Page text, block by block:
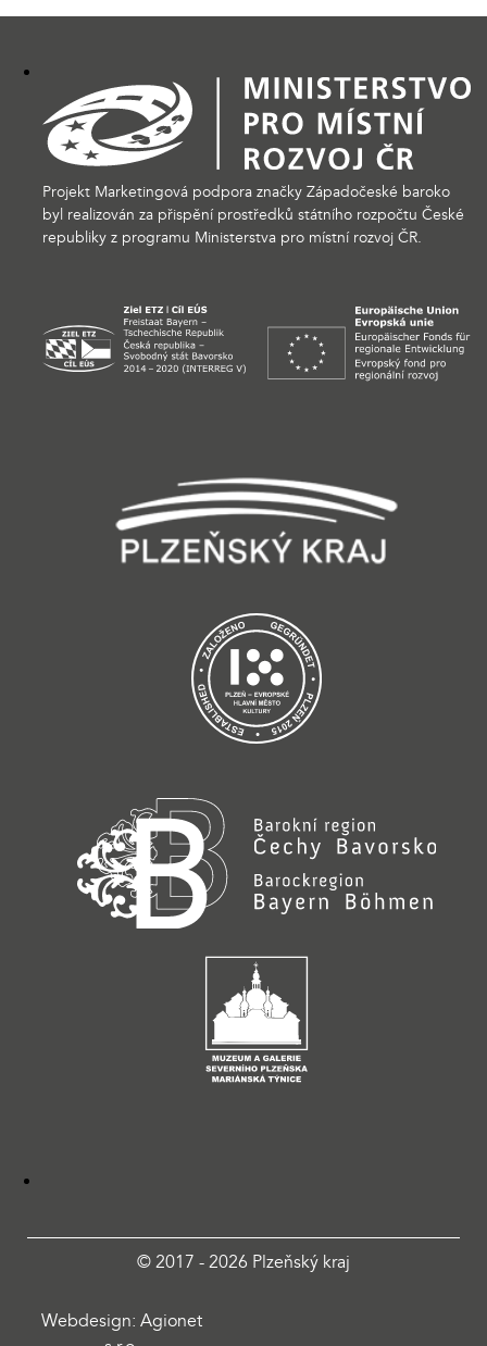
Projekt Marketingová podpora značky Západočeské baroko
byl realizován za přispění prostředků státního rozpočtu České
republiky z programu Ministerstva pro místní rozvoj ČR.
© 2017 - 2026 Plzeňský kraj
Webdesign: Agionet